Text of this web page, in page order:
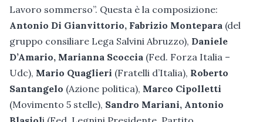
Lavoro sommerso”. Questa è la composizione:
Antonio Di Gianvittorio, Fabrizio Montepara (del
gruppo consiliare Lega Salvini Abruzzo), Daniele
D’Amario, Marianna Scoccia (Fed. Forza Italia –
Udc), Mario Quaglieri (Fratelli d’Italia), Roberto
Santangelo (Azione politica), Marco Cipolletti
(Movimento 5 stelle), Sandro Mariani, Antonio